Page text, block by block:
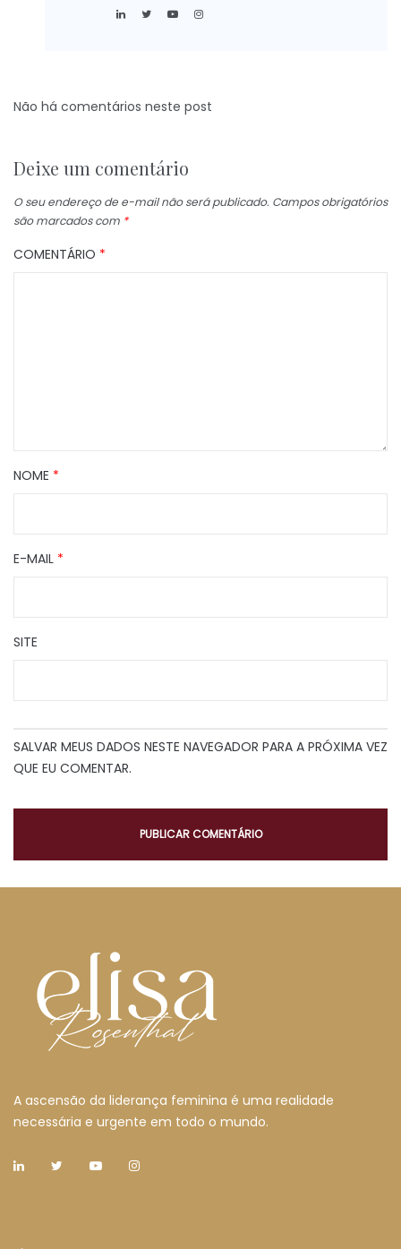
Não há comentários neste post
Deixe um comentário
O seu endereço de e-mail não será publicado. Campos obrigatórios
são marcados com *
COMENTÁRIO *
NOME *
E-MAIL *
SITE
SALVAR MEUS DADOS NESTE NAVEGADOR PARA A PRÓXIMA VEZ
QUE EU COMENTAR.
A ascensão da liderança feminina é uma realidade
necessária e urgente em todo o mundo.